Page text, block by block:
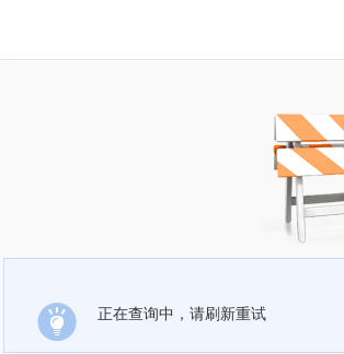
正在查询中，请刷新重试